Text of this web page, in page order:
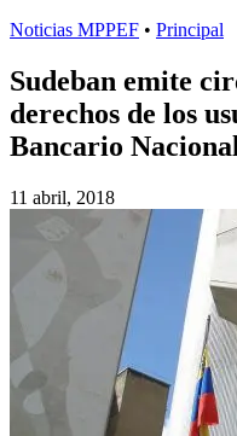
Noticias MPPEF • Principal
Sudeban emite
derechos de los
Bancario Nacional
11 abril, 2018